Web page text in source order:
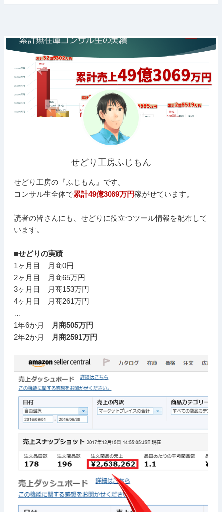
せどり工房ふじもん
せどり工房の『ふじもん』です。
コンサル生全体で累計49億3069万円稼がせています。
読者の皆さんにも、せどりに役立つツール情報を配布して
います。
■せどりの実績
1ヶ月目 月商0円
2ヶ月目 月商65万円
3ヶ月目 月商153万円
4ヶ月目 月商261万円
…
1年6か月
月商505万円
2年2か月
月商2591万円